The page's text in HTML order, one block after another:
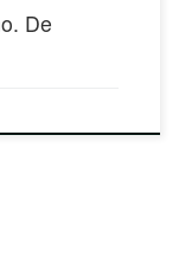
De